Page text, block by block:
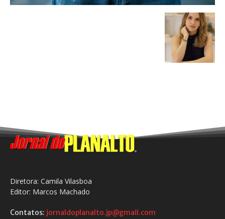
Diretora: Camila Vilasboa
Editor: Marcos Machado
Contatos: jornaldoplanalto.jp@gmail.com